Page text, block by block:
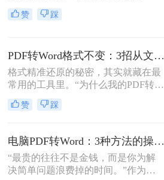
转、批量处理、以及对排版要求高时
始就错了。”作为一名深耕电脑办公
软件领域多年的测评博主，小编每天
赞 踩
PDF转Word格式不变：3招从文件选择到输出设置全流程！
格式精准还原的秘密，其实就藏在最
常用的工具里。“为什么我的PDF转成
Word后，格式全乱了？”——这是小
编在后台收到最多的问题之一。相信
疼：一份精心排版的报告、合同或方
案，转换后却面目全非，表格错位、
字体变异、版面混乱，不得不花费大
量时间重新调整。
赞 踩
电脑PDF转Word：3种方法的操作步骤和常见报错处理！
“最贵的往往不是金钱，而是你为解
决简单问题浪费掉的时间。”作为专